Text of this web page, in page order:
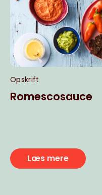
Opskrift
Romescosauce
Læs mere